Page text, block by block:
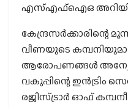
എസ്എഫ്‌ഐഒ
കേന്ദ്രസര്‍ക്കാരിന്റെ
വീണയുടെ
ആരോപണങ്ങള്‍
വകുപ്പിന്റെ ഇന്‍ട്രിം
രജിസ്ട്രാര്‍ ഓഫ്